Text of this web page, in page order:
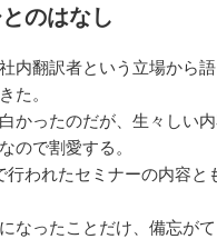
のはなし
内翻訳者という立場から
た。
かったのだが、生々しい
ので割愛する。
行われたセミナーの内容と
なったことだけ、備忘が